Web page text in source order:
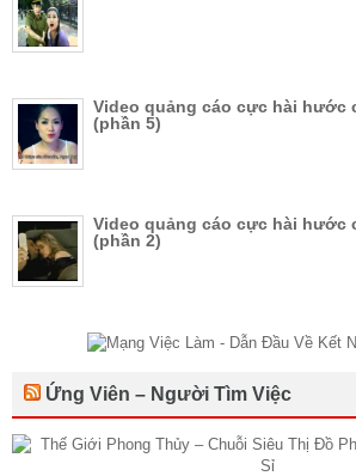
Video quảng cáo cực hài hước
(phần 5)
Video quảng cáo cực hài hước
(phần 2)
Ứng Viên – Người Tìm Việc